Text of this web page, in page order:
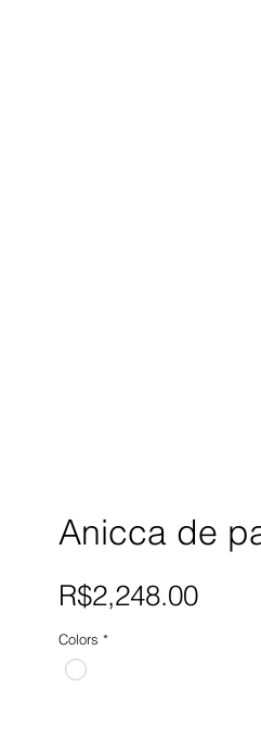
Anicca de
R$2,248.00Price
Colors *